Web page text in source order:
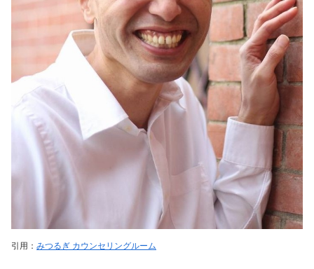
引用： みつるぎ カウンセリングルーム